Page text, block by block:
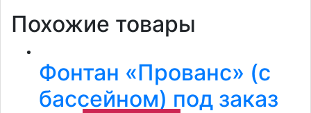
Похожие товары
Фонтан «Прованс» (с
бассейном) под заказ